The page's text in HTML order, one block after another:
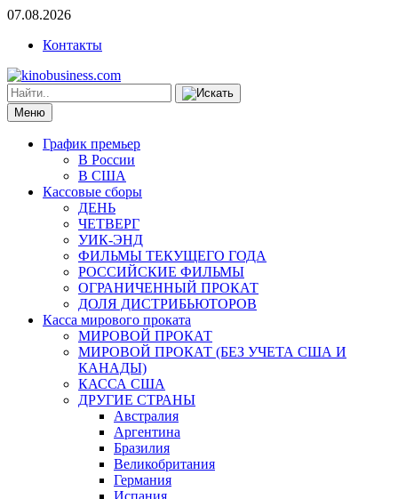
07.08.2026
Контакты
Меню
График премьер
В России
В США
Кассовые сборы
ДЕНЬ
ЧЕТВЕРГ
УИК-ЭНД
ФИЛЬМЫ ТЕКУЩЕГО ГОДА
РОССИЙСКИЕ ФИЛЬМЫ
ОГРАНИЧЕННЫЙ ПРОКАТ
ДОЛЯ ДИСТРИБЬЮТОРОВ
Касса мирового проката
МИРОВОЙ ПРОКАТ
МИРОВОЙ ПРОКАТ (БЕЗ УЧЕТА США И
КАНАДЫ)
КАССА США
ДРУГИЕ СТРАНЫ
Австралия
Аргентина
Бразилия
Великобритания
Германия
Испания